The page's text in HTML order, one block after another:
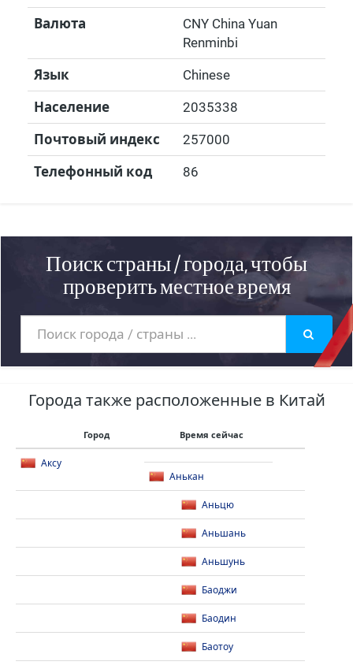
Валюта
CNY China Yuan
Renminbi
Язык Chinese
Население 2035338
Почтовый индекс 257000
Телефонный код 86
Поиск страны / города, чтобы
проверить местное время
Города также расположенные в Китай
Город Время сейчас
Аксу
Анькан
Аньцю
Аньшань
Аньшунь
Баоджи
Баодин
Баотоу